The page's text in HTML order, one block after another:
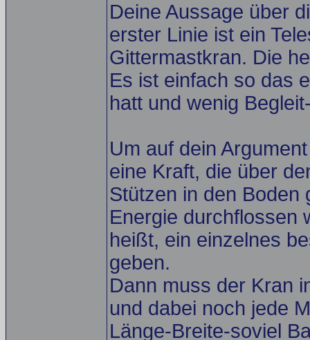
Deine Aussage über
erster Linie ist ein
Gittermastkran. Die
Es ist einfach so das
hatt und wenig
Um auf dein
eine Kraft, die über
Stützen in den Boden
Energie durchflossen
heißt, ein einzelnes
geben.
Dann muss der Kran
und dabei noch jede
Länge-Breite-soviel